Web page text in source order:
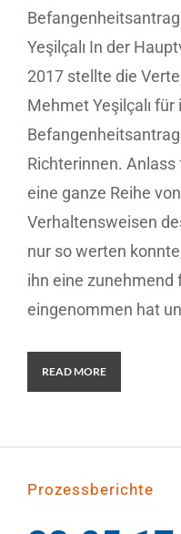
Yeşilçalı In der
2017 stellte die
Mehmet Yeşilçalı
Richterinnen.
eine ganze Reihe
Verhaltensweisen
nur so werten
ihn eine zunehmend
eingenommen hat
READ MORE
Prozessberichte